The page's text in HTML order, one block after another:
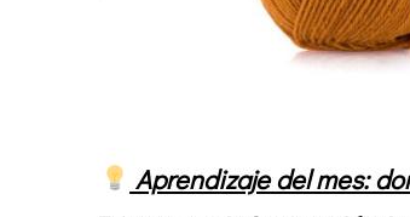
Aprendizaje del mes: